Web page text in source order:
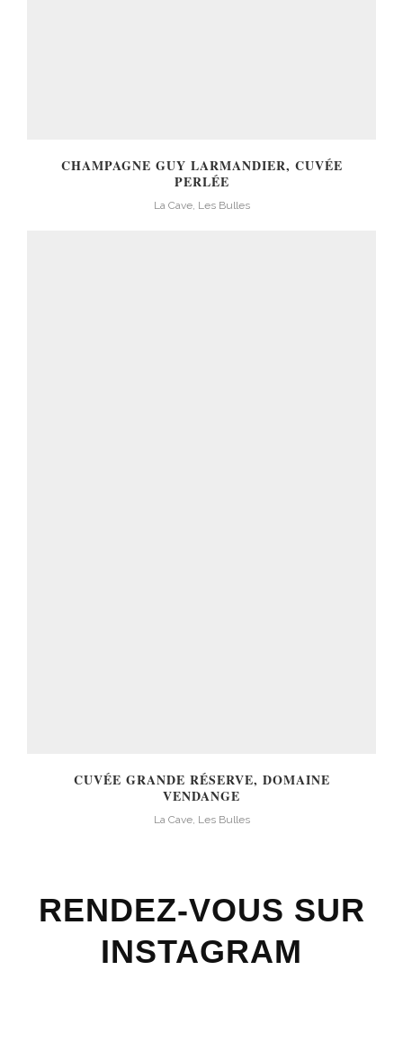
CHAMPAGNE GUY LARMANDIER, CUVÉE
PERLÉE
La Cave, Les Bulles
CUVÉE GRANDE RÉSERVE, DOMAINE
VENDANGE
La Cave, Les Bulles
RENDEZ-VOUS SUR
INSTAGRAM